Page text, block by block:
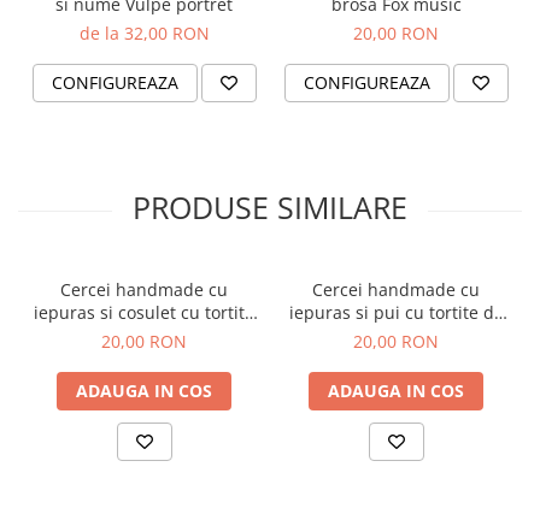
Shadow daggers
Sabii si arme din lemn
de la 32,00 RON
CONFIGUREAZA
20,00 RON
CONFIGUREAZA
PRODUSE SIMILARE
Cercei handmade cu
iepuras si cosulet cu tortite
de otel inoxidabil, 12 mm
20,00 RON
ADAUGA IN COS
Cercei handmade cu
iepuras si pui cu tortite de
otel inoxidabil, 12 mm
20,00 RON
ADAUGA IN COS